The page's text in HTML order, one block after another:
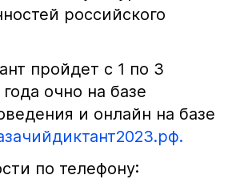
российского
пройдет с 1 по 3
очно на базе
и онлайн на базе
по телефону: